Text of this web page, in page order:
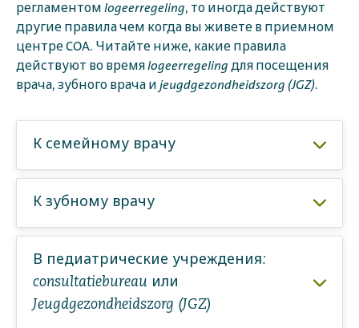
регламентом logeerregeling, то иногда действуют
другие правила чем когда вы живете в приемном
центре COA. Читайте ниже, какие правила
действуют во времяlogeerregeling для посещения
врача, зубного врача и jeugdgezondheidszorg (JGZ).
К семейному врачу
К зубному врачу
В педиатрические учреждения:
consultatiebureau или
Jeugdgezondheidszorg (JGZ)